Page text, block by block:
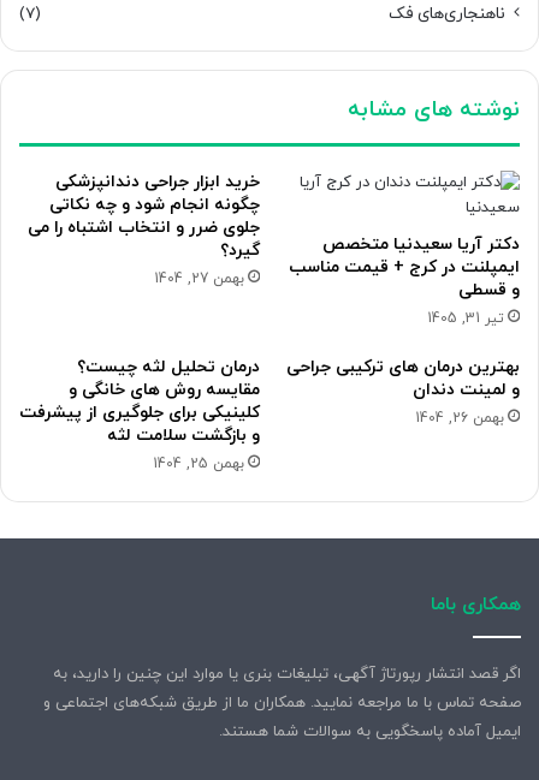
ناهنجاری‌های فک
(7)
نوشته های مشابه
دکتر آریا سعیدنیا متخصص
ایمپلنت در کرج + قیمت مناسب
و قسطی
تیر 31, 1405
خرید ابزار جراحی دندانپزشکی
چگونه انجام شود و چه نکاتی
جلوی ضرر و انتخاب اشتباه را می
گیرد؟
بهمن 27, 1404
بهترین درمان های ترکیبی جراحی
و لمینت دندان
بهمن 26, 1404
درمان تحلیل لثه چیست؟
مقایسه روش های خانگی و
کلینیکی برای جلوگیری از پیشرفت
و بازگشت سلامت لثه
بهمن 25, 1404
همکاری باما
اگر قصد انتشار رپورتاژ آگهی، تبلیغات بنری یا موارد این چنین را دارید، به
صفحه تماس با ما مراجعه نمایید. همکاران ما از طریق شبکه‌های اجتماعی و
ایمیل آماده پاسخگویی به سوالات شما هستند.